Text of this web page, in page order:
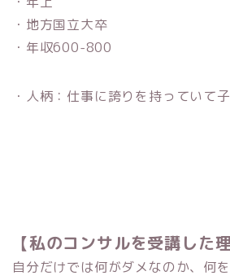
・地方国立大卒
・年収600-800
・人柄：仕事に誇りを持っていて
【私のコンサルを受講した理
自分だけでは何がダメなのか、何